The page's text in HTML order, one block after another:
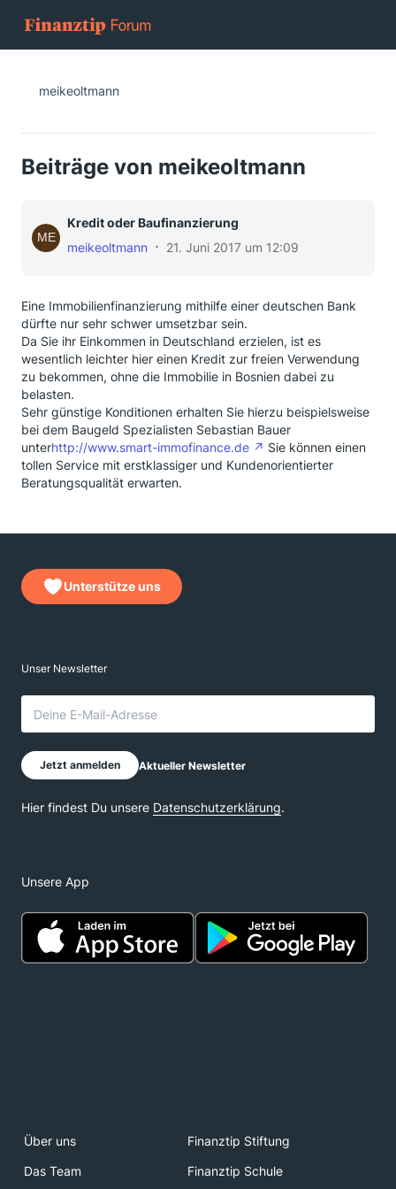
meikeoltmann
Beiträge von meikeoltmann
Kredit oder Baufinanzierung
meikeoltmann
21. Juni 2017 um 12:09
Eine Immobilienfinanzierung mithilfe einer deutschen Bank
dürfte nur sehr schwer umsetzbar sein.
Da Sie ihr Einkommen in Deutschland erzielen, ist es
wesentlich leichter hier einen Kredit zur freien Verwendung
zu bekommen, ohne die Immobilie in Bosnien dabei zu
belasten.
Sehr günstige Konditionen erhalten Sie hierzu beispielsweise
bei dem Baugeld Spezialisten Sebastian Bauer
unterhttp://www.smart-immofinance.de
Sie können einen
tollen Service mit erstklassiger und Kundenorientierter
Beratungsqualität erwarten.
Unterstütze uns
Unsere App
Über uns
Finanztip Stiftung
Das Team
Finanztip Schule